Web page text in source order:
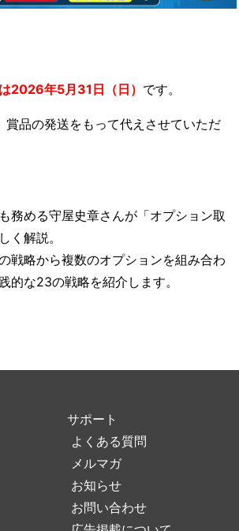
2026年5月31日（日） です。
賞品の発送をもって代えさせていただ
務める守屋史章さんが「オプション取
く解説。
戦略から複数のオプションを組み合わ
的な23の戦略を紹介します。
サポート
よくある質問
メルマガ
お知らせ
お問い合わせ